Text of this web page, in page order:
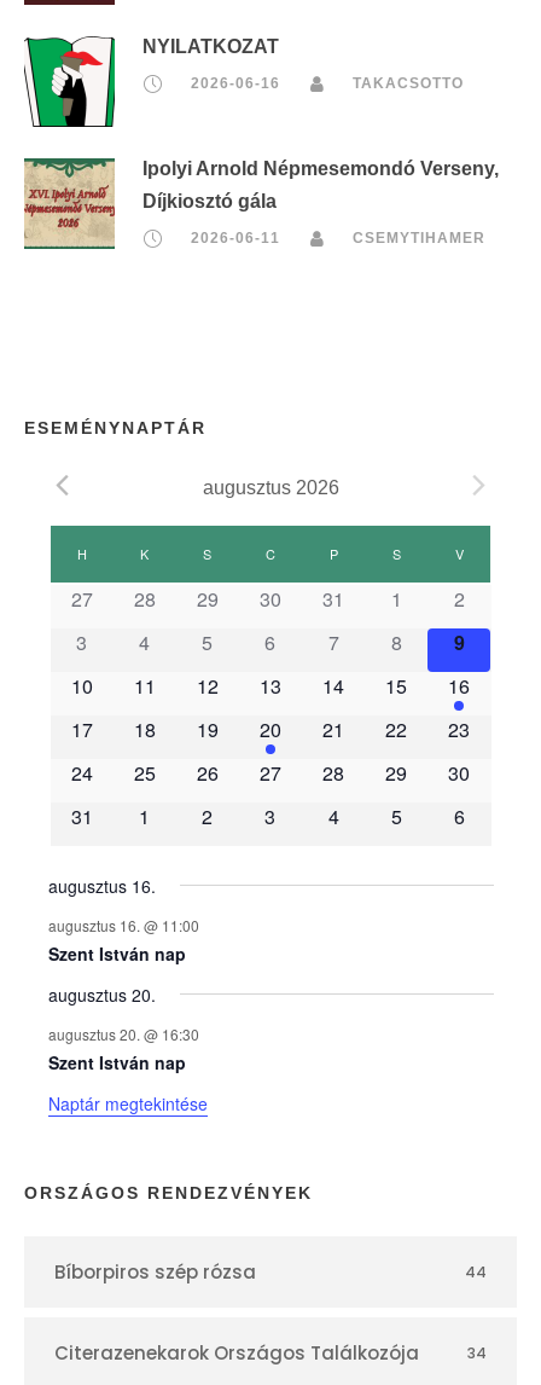
NYILATKOZAT
2026-06-16 TAKACSOTTO
Ipolyi Arnold Népmesemondó Verseny,
Díjkiosztó gála
2026-06-11 CSEMYTIHAMER
ESEMÉNYNAPTÁR
augusztus 2026
E
m
é
n
y
e
k
n
a
p
r
H K S CCSÜTÖRTÖK
PPÉNTEK SSZOMBAT
VVASÁRNAP
27 28 29 30 31 1
2
3
4 5 6 7 8
9
10
11 12 13 14 15
16
17
18 19 20 21 22
23
24
25 26 27 28 29
30
31
1 2 3 4 5 6
augusztus 16.
augusztus 16. @ 11:00
Szent István nap
augusztus 20.
augusztus 20. @ 16:30
Szent István nap
Naptár megtekintése
ORSZÁGOS RENDEZVÉNYEK
Bíborpiros szép rózsa 44
Citerazenekarok Országos Találkozója 34